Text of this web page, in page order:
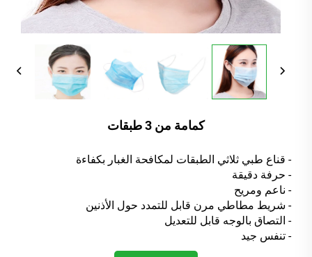
كمامة من 3 طبقات
- قناع طبي ثلاثي الطبقات لمكافحة الغبار بكفاءة
- حرفة دقيقة
- ناعم ومريح
- شريط مطاطي مرن قابل للتمدد حول الأذنين
- التصاق بالوجه قابل للتعديل
- تنفس جيد